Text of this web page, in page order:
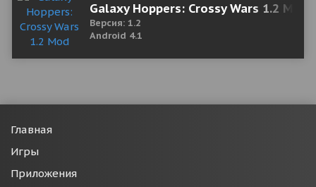
Galaxy Hoppers: Crossy Wars 1.2
Версия: 1.2
Android 4.1
Главная
Игры
Приложения